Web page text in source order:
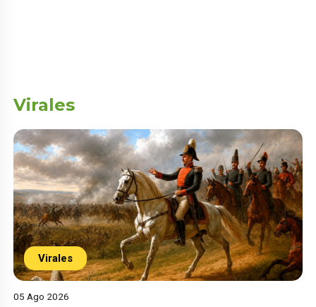
Virales
Virales
05 Ago 2026